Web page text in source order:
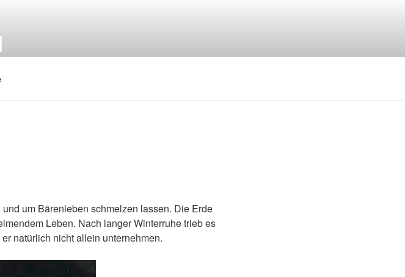
um Bärenleben schmelzen lassen. Die Erde
Leben. Nach langer Winterruhe trieb es
natürlich nicht allein unternehmen.